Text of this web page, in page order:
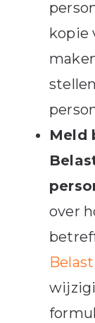
kopie
Meld
over